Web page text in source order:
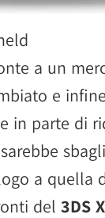
a un
e
in parte di
a quella
del 3DS